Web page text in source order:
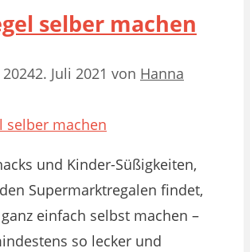
selber machen
2. Juli 2021 von Hanna
und Kinder-Süßigkeiten,
Supermarktregalen findet,
einfach selbst machen –
so lecker und